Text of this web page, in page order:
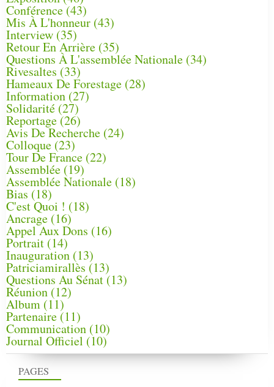
PAGES
Conférence(43)
Mis À L'honneur (43)
Interview (35)
Retour En Arrière (35)
Questions À L'assemblée Nationale (34)
Rivesaltes (33)
Hameaux De Forestage (28)
Information (27)
Solidarité (27)
Reportage(26)
Avis De Recherche (24)
Colloque (23)
Tour De France (22)
Assemblée (19)
Assemblée Nationale (18)
Bias (18)
C'est Quoi ! (18)
Ancrage (16)
Appel Aux Dons (16)
Portrait (14)
Inauguration (13)
Patriciamirallès (13)
Questions Au Sénat(13)
Réunion (12)
Album (11)
Partenaire(11)
Communication (10)
Journal Officiel (10)